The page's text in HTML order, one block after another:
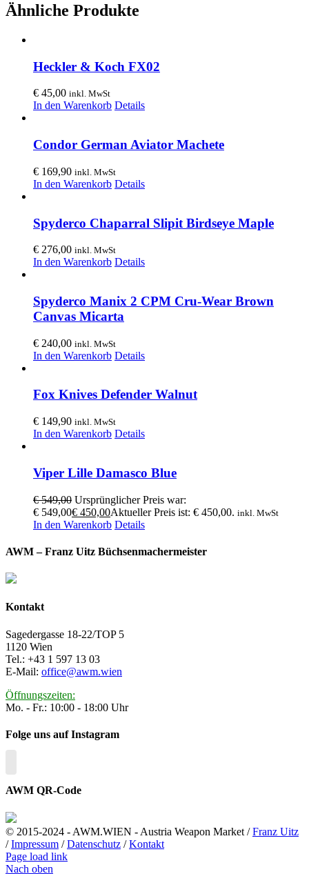
Ähnliche Produkte
Heckler & Koch FX02
€ 45,00 inkl. MwSt
In den Warenkorb Details
Condor German Aviator Machete
€ 169,90 inkl. MwSt
In den Warenkorb Details
Spyderco Chaparral Slipit Birdseye Maple
€ 276,00 inkl. MwSt
In den Warenkorb Details
Spyderco Manix 2 CPM Cru-Wear Brown
Canvas Micarta
€ 240,00 inkl. MwSt
In den Warenkorb Details
Fox Knives Defender Walnut
€ 149,90 inkl. MwSt
In den Warenkorb Details
Viper Lille Damasco Blue
€549,00 Ursprünglicher Preis war:
€ 549,00€ 450,00Aktueller Preis ist: € 450,00. inkl. MwSt
In den Warenkorb Details
AWM – Franz Uitz Büchsenmachermeister
Kontakt
Sagedergasse 18-22/TOP 5
1120 Wien
Tel.: +43 1 597 13 03
E-Mail: office@awm.wien
Öffnungszeiten:
Mo. - Fr.: 10:00 - 18:00 Uhr
Folge uns auf Instagram
AWM QR-Code
© 2015-2024 - AWM.WIEN - Austria Weapon Market /Franz Uitz
/Impressum /Datenschutz /Kontakt
Page load link
Nach oben